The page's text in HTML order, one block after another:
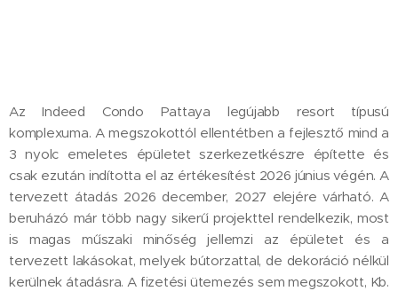
Az Indeed Condo Pattaya legújabb resort típusú
komplexuma. A megszokottól ellentétben a fejlesztő mind a
3 nyolc emeletes épületet szerkezetkészre építette és
csak ezután indította el az értékesítést 2026 június végén. A
tervezett átadás 2026 december, 2027 elejére várható. A
beruházó már több nagy sikerű projekttel rendelkezik, most
is magas műszaki minőség jellemzi az épületet és a
tervezett lakásokat, melyek bútorzattal, de dekoráció nélkül
kerülnek átadásra. A fizetési ütemezés sem megszokott, Kb.